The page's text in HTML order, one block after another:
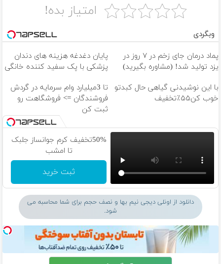
امتیاز بده!
وبگردی
پماد درمان جای زخم در ۷ روز در
یزد تولید شد! (مشاوره بگیرید)
پایان دغدغه هزینه های دندان
پزشکی با پک سفید کننده خانگی
با این نوشیدنی گیاهی حال کبدتو
خوب کن۵۵٪تخفیف
تا 3میلیارد وام سرمایه در گردش
فروشندگان => فروشگاهت رو
ثبت کن
50%تخفیف کرم جوانساز جلبک
تا امشب
ثبت خرید
دانلود از اونلی دیجی نیم بها و نصف حجم برای شما محاسبه می
شود.